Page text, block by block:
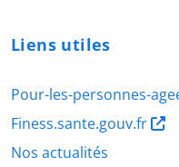
Liens utiles
Pour-les-personnes-
Finess.sante.gouv.fr
Nos actualités